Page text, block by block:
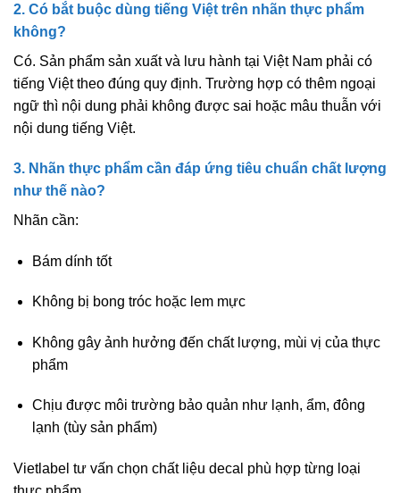
2. Có bắt buộc dùng tiếng Việt trên nhãn thực phẩm
không?
Có. Sản phẩm sản xuất và lưu hành tại Việt Nam phải có
tiếng Việttheo đúng quy định. Trường hợp có thêm ngoại
ngữ thì nội dung phải không được sai hoặc mâu thuẫn với
nội dung tiếng Việt.
3. Nhãn thực phẩm cần đáp ứng tiêu chuẩn chất lượng
như thế nào?
Nhãn cần:
Bám dính tốt
Không bị bong tróc hoặc lem mực
Không gây ảnh hưởng đến chất lượng, mùi vị của thực
phẩm
Chịu được môi trường bảo quản như lạnh, ẩm, đông
lạnh (tùy sản phẩm)
Vietlabel tư vấn chọn chất liệu decal phù hợp từng loại